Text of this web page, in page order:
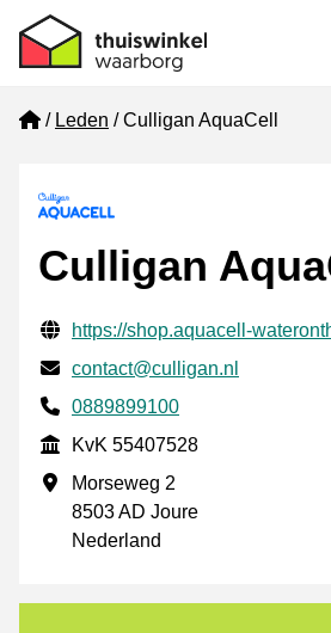
Home
Leden Culligan AquaCell
Culligan
Gecontroleerde contactgegevens
Website URL
https://shop.aquacell-
E-mail
contact@culligan.nl
Telefoonnummer
0889899100
KvK
KvK 55407528
Vestigingsadres
Morseweg 2
8503 AD Joure
Nederland